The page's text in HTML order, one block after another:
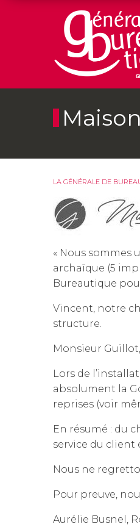
LA GÉNÉRALE DE
« Nous sommes
archaïque (5
Bureautique
Vincent, notre
structure.
Monsieur
Lors de
absolument la
reprises (voir
En résumé : du
service du client
Nous ne
Pour preuve,
Aurélie Busnel,